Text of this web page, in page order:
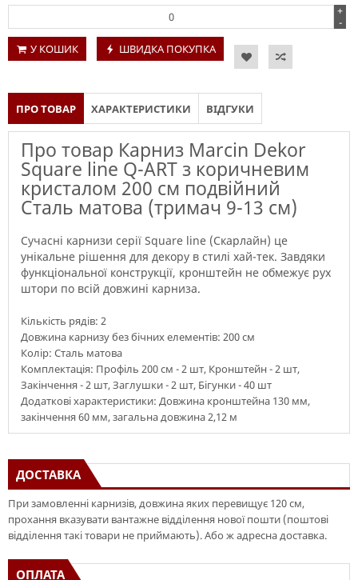
+
-
У КОШИК
ШВИДКА ПОКУПКА
ПРО ТОВАР ХАРАКТЕРИСТИКИ ВІДГУКИ
Про товар Карниз Marcin Dekor
Square line Q-ART з коричневим
кристалом 200 см подвійний
Сталь матова (тримач 9-13 см)
Сучасні карнизи серії Square line (Скарлайн) це
унікальне рішення для декору в стилі хай-тек. Завдяки
функціональної конструкції, кронштейн не обмежує рух
штори по всій довжині карниза.
Кількість рядів: 2
Довжина карнизу без бічних елементів: 200 см
Колір: Сталь матова
Комплектація: Профіль 200 см - 2 шт, Кронштейн - 2 шт,
Закінчення - 2 шт, Заглушки - 2 шт, Бігунки - 40 шт
Додаткові характеристики: Довжина кронштейна 130 мм,
закінчення 60 мм, загальна довжина 2,12 м
ДОСТАВКА
При замовленні карнизів, довжина яких перевищує 120 см,
прохання вказувати вантажне відділення нової пошти (поштові
відділення такі товари не приймають). Або ж адресна доставка.
ОПЛАТА